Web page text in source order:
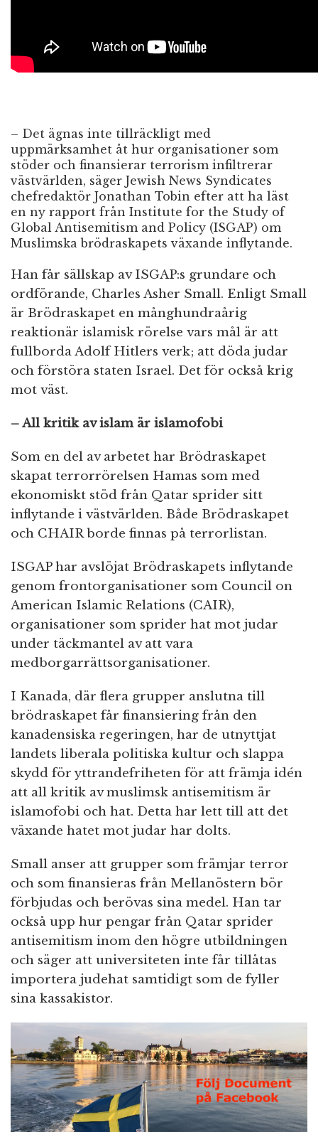
– Det ägnas inte tillräckligt med
uppmärksamhet åt hur organisationer som
stöder och finansierar terrorism infiltrerar
västvärlden, säger Jewish News Syndicates
chefredaktör Jonathan Tobin efter att ha läst
en ny rapport från Institute for the Study of
Global Antisemitism and Policy (ISGAP) om
Muslimska brödraskapets växande inflytande.
Han får sällskap av ISGAP:s grundare och
ordförande, Charles Asher Small. Enligt Small
är Brödraskapet en månghundraårig
reaktionär islamisk rörelse vars mål är att
fullborda Adolf Hitlers verk; att döda judar
och förstöra staten Israel. Det för också krig
mot väst.
– All kritik av islam är islamofobi
Som en del av arbetet har Brödraskapet
skapat terrorrörelsen Hamas som med
ekonomiskt stöd från Qatar sprider sitt
inflytande i västvärlden. Både Brödraskapet
och CHAIR borde finnas på terrorlistan.
ISGAP har avslöjat Brödraskapets inflytande
genom frontorganisationer som Council on
American Islamic Relations (CAIR),
organisationer som sprider hat mot judar
under täckmantel av att vara
medborgarrättsorganisationer.
I Kanada, där flera grupper anslutna till
brödraskapet får finansiering från den
kanadensiska regeringen, har de utnyttjat
landets liberala politiska kultur och slappa
skydd för yttrandefriheten för att främja idén
att all kritik av muslimsk antisemitism är
islamofobi och hat. Detta har lett till att det
växande hatet mot judar har dolts.
Small anser att grupper som främjar terror
och som finansieras från Mellanöstern bör
förbjudas och berövas sina medel. Han tar
också upp hur pengar från Qatar sprider
antisemitism inom den högre utbildningen
och säger att universiteten inte får tillåtas
importera judehat samtidigt som de fyller
sina kassakistor.